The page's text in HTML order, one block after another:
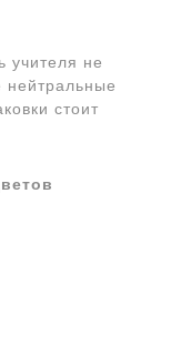
учителя не
нейтральные
стоит